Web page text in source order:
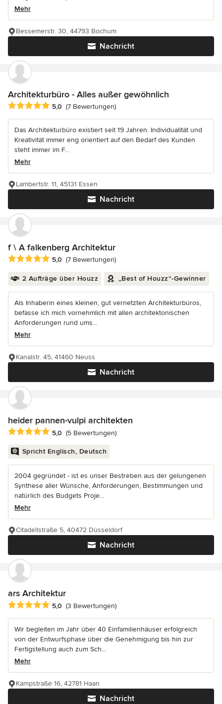
Mehr
Nachricht
Bessemerstr. 30, 44793 Bochum
Architekturbüro - Alles außer gewöhnlich
Durchschnittliche Bewertung: 5 von 5 Sternen
5,0 (7 Bewertungen)
Das Architekturbüro existiert seit 19 Jahren. Individualität und
Kreativität immer eng orientiert auf den Bedarf des Kunden
steht immer im F...
Mehr
Nachricht
Lambertstr. 11, 45131 Essen
f \ A falkenberg Architektur
Durchschnittliche Bewertung: 5 von 5 Sternen
5,0 (7 Bewertungen)
2 Aufträge über Houzz „Best of Houzz“-Gewinner
Als Inhaberin eines kleinen, gut vernetzten Architekturbüros,
befasse ich mich vornehmlich mit allen architektonischen
Anforderungen rund ums...
Mehr
Nachricht
Kanalstr. 45, 41460 Neuss
heider pannen-vulpi architekten
Durchschnittliche Bewertung: 5 von 5 Sternen
5,0 (5 Bewertungen)
Spricht Englisch, Deutsch
2004 gegründet - ist es unser Bestreben aus der gelungenen
Synthese aller Wünsche, Anforderungen, Bestimmungen und
natürlich des Budgets Proje...
Mehr
Nachricht
Citadellstraße 5, 40472 Düsseldorf
ars Architektur
Durchschnittliche Bewertung: 5 von 5 Sternen
5,0 (3 Bewertungen)
Wir begleiten im Jahr über 40 Einfamilienhäuser erfolgreich
von der Entwurfsphase über die Genehmigung bis hin zur
Fertigstellung auch zum Sch...
Mehr
Nachricht
Kampstraße 16, 42781 Haan